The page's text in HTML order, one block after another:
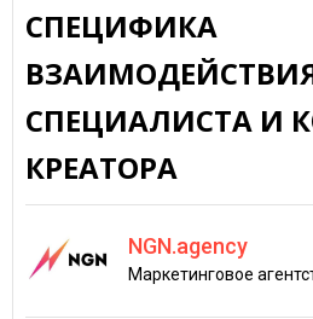
СПЕЦИФИКА
ВЗАИМОДЕЙСТВИЯ
СПЕЦИАЛИСТА И
КРЕАТОРА
NGN.agency
Маркетинговое